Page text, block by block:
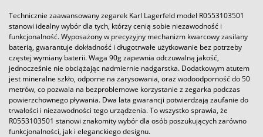
Technicznie zaawansowany zegarek Karl Lagerfeld model R0553103501
stanowi idealny wybór dla tych, którzy cenią sobie niezawodność i
funkcjonalność. Wyposażony w precyzyjny mechanizm kwarcowy zasilany
baterią, gwarantuje dokładność i długotrwałe użytkowanie bez potrzeby
częstej wymiany baterii. Waga 90g zapewnia odczuwalną jakość,
jednocześnie nie obciążając nadmiernie nadgarstka. Dodatkowym atutem
jest mineralne szkło, odporne na zarysowania, oraz wodoodporność do 50
metrów, co pozwala na bezproblemowe korzystanie z zegarka podczas
powierzchownego pływania. Dwa lata gwarancji potwierdzają zaufanie do
trwałości i niezawodności tego urządzenia. To wszystko sprawia, że
R0553103501 stanowi znakomity wybór dla osób poszukujących zarówno
funkcjonalności, jak i eleganckiego designu.